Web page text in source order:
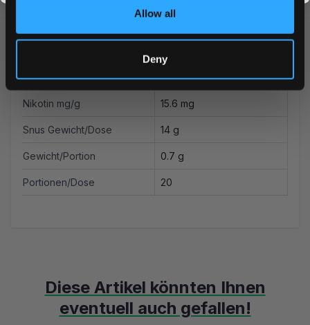
Allow all
Deny
British American Tobacco
Nikotin mg/portion 10.9 mg
Nikotin mg/g 15.6 mg
Snus Gewicht/Dose 14 g
Gewicht/Portion 0.7 g
Portionen/Dose 20
Diese Artikel könnten Ihnen
eventuell auch gefallen!